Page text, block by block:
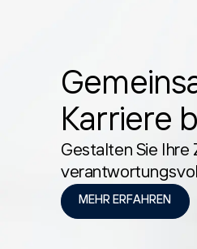
Karriere
Gestalten Sie
MEHR ERFAHREN